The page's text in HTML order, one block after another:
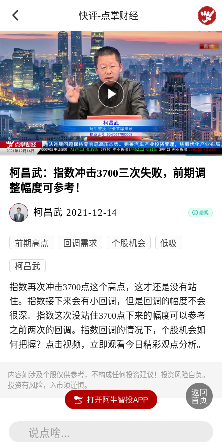
快评-点掌财经
柯昌武：指数冲击3700三次失败，前期调
整幅度可参考！
柯昌武 2021-12-14
前期高点 回调需求 个股机会
低吸
柯昌武
指数再次冲击3700点这个高点，这才还是没有站
住。指数接下来会有小回调，但是回调的幅度不会
很深。指数这次没站住3700点下来的幅度可以参考
之前两次的回调。指数回调的情况下，个股机会如
何把握？点击视频，立即观看今日精彩观点分析。
内容如涉及个股仅供参考，不构成任何投资建议！投资风险自负。
投资有风险，入市须谨慎。
说点啥...